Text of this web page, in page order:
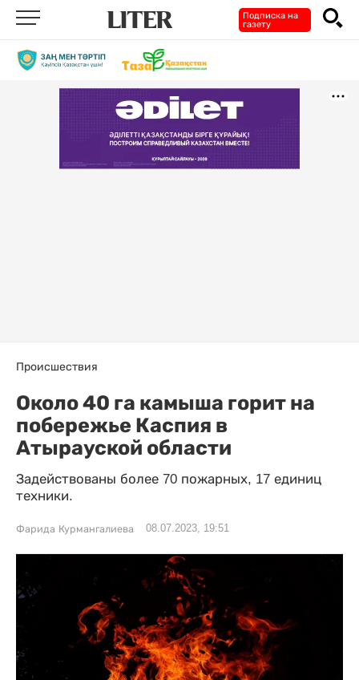
Подписка на
газету
Происшествия
Около 40 га камыша горит на
побережье Каспия в
Атырауской области
Задействованы более 70 пожарных, 17 единиц
техники.
Фарида Курмангалиева 08.07.2023, 19:51